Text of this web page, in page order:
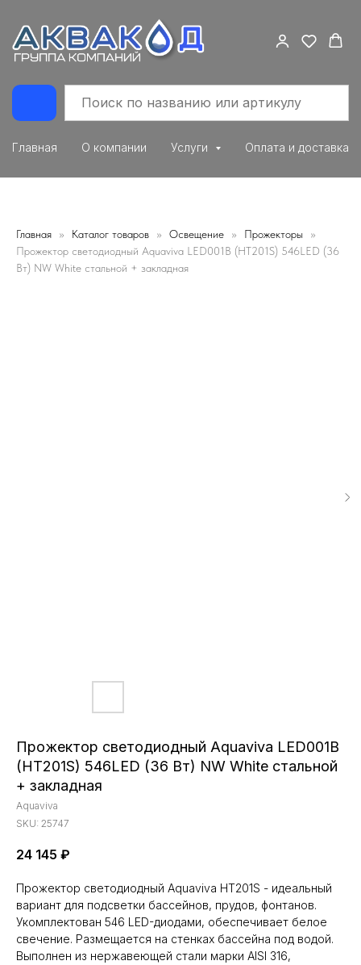
Главная О компании Услуги Оплата и доставка
Главная Каталог товаров Освещение
Прожекторы
Прожектор светодиодный Aquaviva LED001B (HT201S) 546LED (36
Вт) NW White стальной + закладная
Прожектор светодиодный Aquaviva LED001B
(HT201S) 546LED (36 Вт) NW White стальной
+ закладная
Aquaviva
SKU: 25747
24 145 ₽
Прожектор светодиодный Aquaviva HT201S - идеальный
вариант для подсветки бассейнов, прудов, фонтанов.
Укомплектован 546 LED-диодами, обеспечивает белое
свечение. Размещается на стенках бассейна под водой.
Выполнен из нержавеющей стали марки AISI 316,